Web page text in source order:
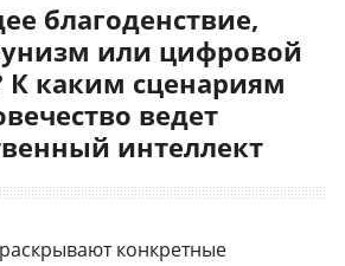
благоденствие,
или цифровой
каким сценариям
ведет
интеллект
конкретные